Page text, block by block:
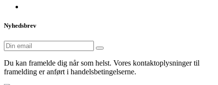
Nyhedsbrev
Du kan framelde dig når som helst. Vores kontaktoplysninger til
framelding er anført i handelsbetingelserne.